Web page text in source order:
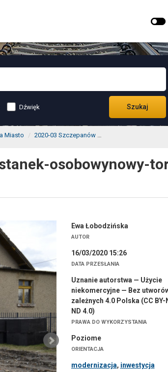
Dźwięk Szukaj
Miasto 2020-03 Szczepanów
osobowynowy-
Ewa Łobodzińska
AUTOR
16/03/2020 15:26
DATA PRZESŁANIA
Uznanie autorstwa — Użycie
niekomercyjne — Bez
zależnych 4.0 Polska (CC BY-
ND 4.0)
PRAWA DO WYKORZYSTANIA
Poziome
ORIENTACJA
modernizacja, inwestycja